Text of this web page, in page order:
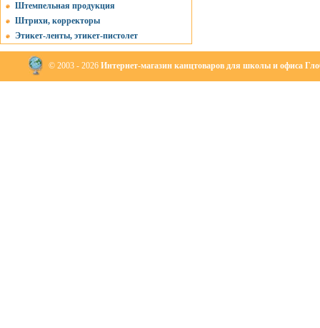
Штемпельная продукция
Штрихи, корректоры
Этикет-ленты, этикет-пистолет
© 2003 - 2026 Интернет-магазин канцтоваров для школы и офиса